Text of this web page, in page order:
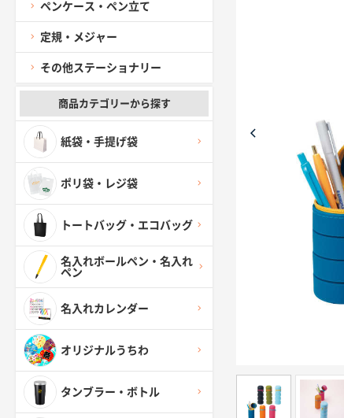
ペンケース・ペン立て
定規・メジャー
その他ステーショナリー
商品カテゴリーから探す
紙袋・手提げ袋
ポリ袋・レジ袋
トートバッグ・エコバッグ
名入れボールペン・名入れ
ペン
名入れカレンダー
オリジナルうちわ
タンブラー・ボトル